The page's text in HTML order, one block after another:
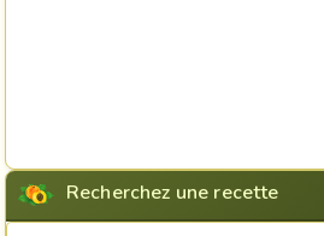
Recherchez une recette